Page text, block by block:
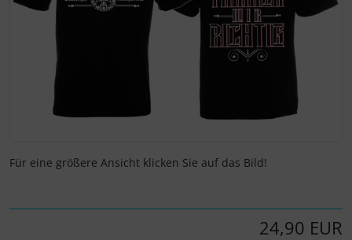
Für eine größere Ansicht klicken Sie auf das Bild!
24,90 EUR